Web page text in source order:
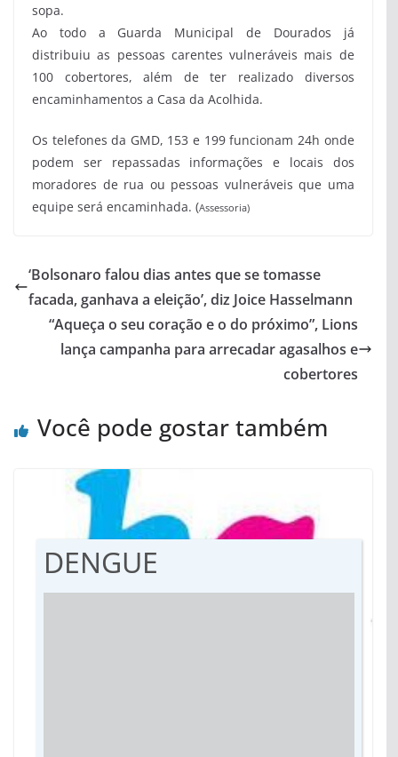
sopa.
Ao todo a Guarda Municipal de Dourados já
distribuiu as pessoas carentes vulneráveis mais de
100 cobertores, além de ter realizado diversos
encaminhamentos a Casa da Acolhida.
Os telefones da GMD, 153 e 199 funcionam 24h onde
podem ser repassadas informações e locais dos
moradores de rua ou pessoas vulneráveis que uma
equipe será encaminhada. (Assessoria)
‘Bolsonaro falou dias antes que se tomasse
facada, ganhava a eleição’, diz Joice Hasselmann
“Aqueça o seu coração e o do próximo”, Lions
lança campanha para arrecadar agasalhos e
cobertores
Você pode gostar também
DENGUE